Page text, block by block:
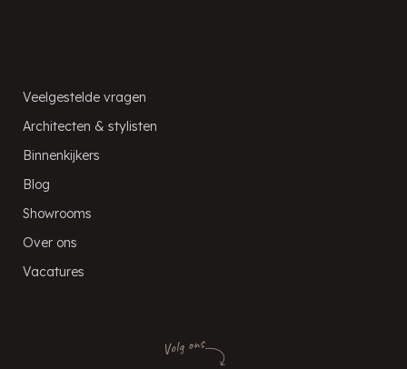
Volg ons
Veelgestelde vragen
Architecten & stylisten
Binnenkijkers
Blog
Showrooms
Over ons
Vacatures